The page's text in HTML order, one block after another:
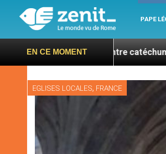
PAPE
EN CE MOMENT
confie : entre catéchuménat, paix et
EGLISES LOCALES, FRANCE